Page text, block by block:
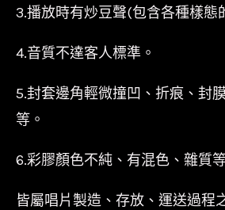
3.播放時有炒豆聲(包含各種樣態
4.音質不達客人標準。
5.封套邊角輕微撞凹、折痕、封
等。
6.彩膠顏色不純、有混色、雜質
皆屬唱片製造、存放、運送過程